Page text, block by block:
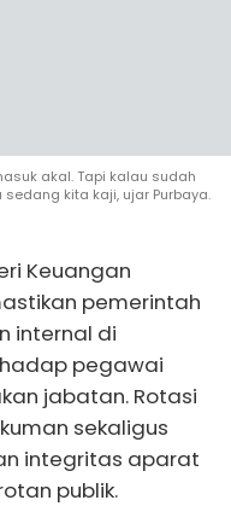
akal. Tapi kalau sudah
kita kaji, ujar Purbaya.
Keuangan
pemerintah
internal di
pegawai
jabatan. Rotasi
sekaligus
integritas aparat
publik.